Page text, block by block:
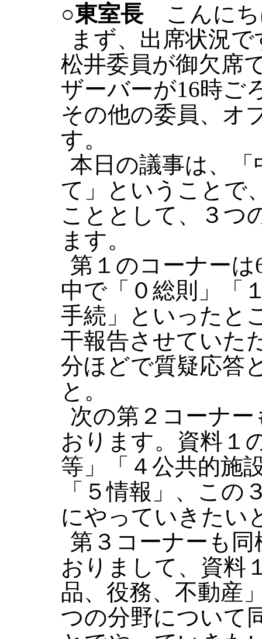
○東室長こんにち
まず、出席状況
松井委員が御欠席
ザーバーが16時ご
その他の委員、オ
す。
本日の議事は、
て」ということで
こととして、３つ
ます。
第１のコーナー
中で「０総則」「
手続」といったと
干報告させていた
分ほどで質疑応答
と。
次の第２コーナ
おります。資料１
等」「４公共的施
「５情報」、こ
にやっていきたい
第３コーナーも
おりまして、資料
品、役務、不動産
つの分野について